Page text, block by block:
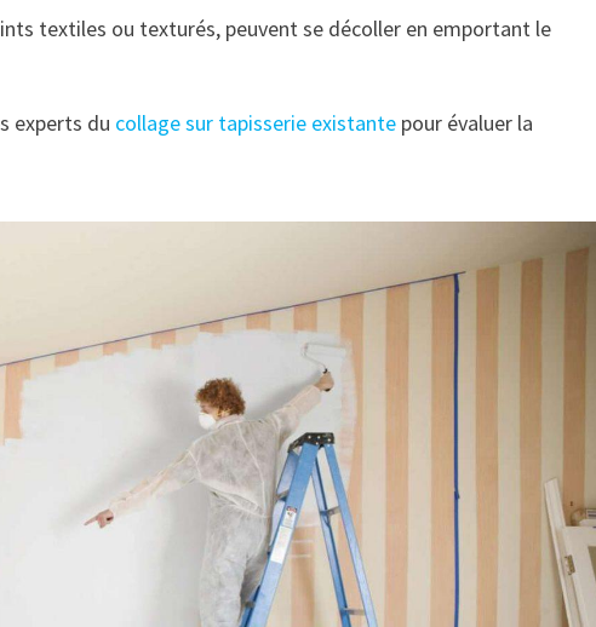
textiles ou texturés, peuvent se décoller en emportant le
experts du collage sur tapisserie existante pour évaluer la